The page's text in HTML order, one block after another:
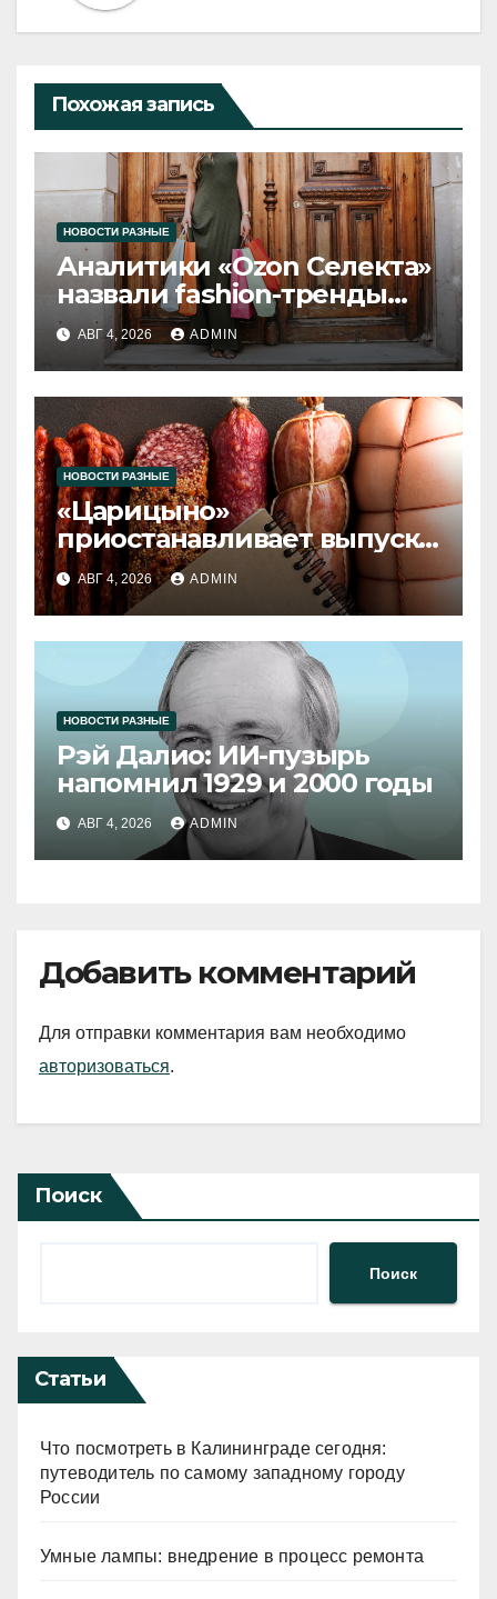
Похожая запись
НОВОСТИ РАЗНЫЕ
Аналитики «Ozon Селекта»
назвали fashion-тренды
2026 года
АВГ 4, 2026 ADMIN
НОВОСТИ РАЗНЫЕ
«Царицыно»
приостанавливает выпуск
продукции
АВГ 4, 2026 ADMIN
НОВОСТИ РАЗНЫЕ
Рэй Далио: ИИ-пузырь
напомнил 1929 и 2000 годы
АВГ 4, 2026 ADMIN
Добавить комментарий
Для отправки комментария вам необходимо
авторизоваться.
Поиск
Поиск
Статьи
Что посмотреть в Калининграде сегодня:
путеводитель по самому западному городу
России
Умные лампы: внедрение в процесс ремонта